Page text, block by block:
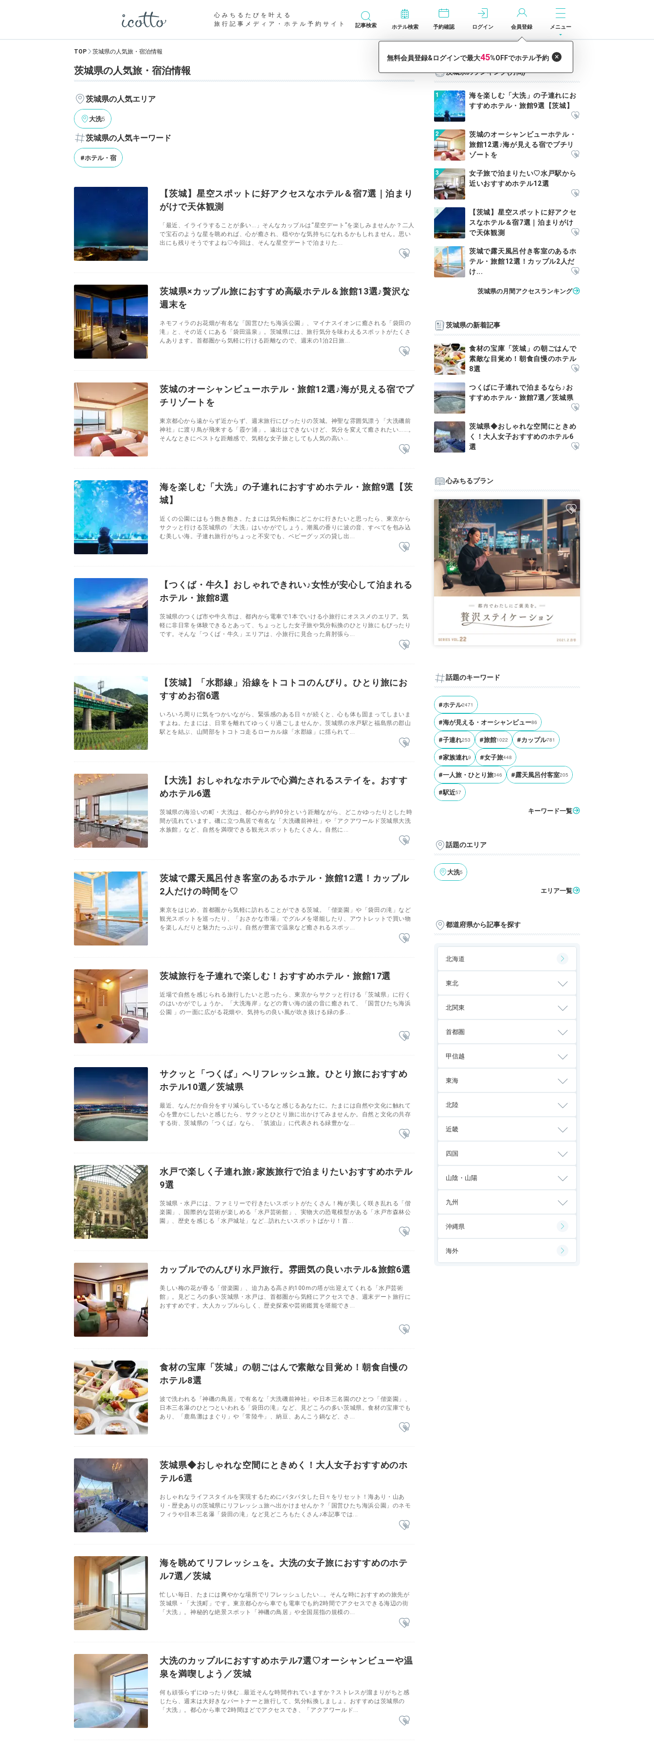
心みちるたびを叶える
旅行記事メディア・ホテル予約サイト
記事検索 ホテル検索 予約確認 ログイン 会員登録 メニュー
TOP 茨城県の人気旅・宿泊情報
茨城県の人気旅・宿泊情報
茨城県の人気エリア
大洗5
茨城県の人気キーワード
#ホテル・宿
【茨城】星空スポットに好アクセスなホテル＆宿7選｜泊まり
がけで天体観測
「最近、イライラすることが多い…」そんなカップルは“星空デート”を楽しみませんか？二人
で宝石のような星を眺めれば、心が癒され、穏やかな気持ちになれるかもしれません。思い
出にも残りそうですよね♡今回は、そんな星空デートで泊まりた...
茨城県×カップル旅におすすめ高級ホテル＆旅館13選♪贅沢な
週末を
ネモフィラのお花畑が有名な「国営ひたち海浜公園」、マイナスイオンに癒される「袋田の
滝」と、その近くにある「袋田温泉」。茨城県には、旅行気分を味わえるスポットがたくさ
んあります。首都圏から気軽に行ける距離なので、週末の1泊2日旅...
茨城のオーシャンビューホテル・旅館12選♪海が見える宿でプ
チリゾートを
東京都心から遠からず近からず、週末旅行にぴったりの茨城。神聖な雰囲気漂う「大洗磯前
神社」に渡り鳥が飛来する「霞ケ浦」。遠出はできないけど、気分を変えて癒されたい……。
そんなときにベストな距離感で、気軽な女子旅としても人気の高い...
海を楽しむ「大洗」の子連れにおすすめホテル・旅館9選【茨
城】
近くの公園にはもう飽き飽き。たまには気分転換にどこかに行きたいと思ったら、東京から
サクッと行ける茨城県の「大洗」はいかがでしょう。潮風の香りに波の音、すべてを包み込
む美しい海。子連れ旅行がちょっと不安でも、ベビーグッズの貸し出...
【つくば・牛久】おしゃれできれい♪女性が安心して泊まれる
ホテル・旅館8選
茨城県のつくば市や牛久市は、都内から電車で1本でいける小旅行にオススメのエリア。気
軽に非日常を体験できるとあって、ちょっとした女子旅や気分転換のひとり旅にもぴったり
です。そんな「つくば・牛久」エリアは、小旅行に見合った肩肘張ら...
【茨城】「水郡線」沿線をトコトコのんびり。ひとり旅にお
すすめお宿6選
いろいろ周りに気をつかいながら、緊張感のある日々が続くと、心も体も固まってしまいま
すよね。たまには、日常を離れてゆっくり過ごしませんか。茨城県の水戸駅と福島県の郡山
駅とを結ぶ、山間部をトコトコ走るローカル線「水郡線」に揺られて...
【大洗】おしゃれなホテルで心満たされるステイを。おすす
めホテル6選
茨城県の海沿いの町・大洗は、都心から約90分という距離ながら、どこかゆったりとした時
間が流れています。磯に立つ鳥居で有名な「大洗磯前神社」や「アクアワールド茨城県大洗
水族館」など、自然を満喫できる観光スポットもたくさん。自然に...
茨城で露天風呂付き客室のあるホテル・旅館12選！カップル
2人だけの時間を♡
東京をはじめ、首都圏から気軽に訪れることができる茨城。「偕楽園」や「袋田の滝」など
観光スポットを巡ったり、「おさかな市場」でグルメを堪能したり、アウトレットで買い物
を楽しんだりと魅力たっぷり。自然が豊富で温泉など癒されるスポッ...
茨城旅行を子連れで楽しむ！おすすめホテル・旅館17選
近場で自然を感じられる旅行したいと思ったら、東京からサクッと行ける「茨城県」に行く
のはいかがでしょうか。「大洗海岸」などの青い海の波の音に癒されて、「国営ひたち海浜
公園 」の一面に広がる花畑や、気持ちの良い風が吹き抜ける緑の多...
サクッと「つくば」へリフレッシュ旅。ひとり旅におすすめ
ホテル10選／茨城県
最近、なんだか自分をすり減らしているなと感じるあなたに。たまには自然や文化に触れて
心を豊かにしたいと感じたら、サクッとひとり旅に出かけてみませんか。自然と文化の共存
する街、茨城県の「つくば」なら、「筑波山」に代表される緑豊かな...
水戸で楽しく子連れ旅♪家族旅行で泊まりたいおすすめホテル
9選
茨城県・水戸には、ファミリーで行きたいスポットがたくさん！梅が美しく咲き乱れる「偕
楽園」、国際的な芸術が楽しめる「水戸芸術館」、実物大の恐竜模型がある「水戸市森林公
園」、歴史を感じる「水戸城址」など…訪れたいスポットばかり！首...
カップルでのんびり水戸旅行。雰囲気の良いホテル&旅館6選
美しい梅の花が香る「偕楽園」、迫力ある高さ約100mの塔が出迎えてくれる「水戸芸術
館」。見どころの多い茨城県・水戸は、首都圏から気軽にアクセスでき、週末デート旅行に
おすすめです。大人カップルらしく、歴史探索や芸術鑑賞を堪能でき...
食材の宝庫「茨城」の朝ごはんで素敵な目覚め！朝食自慢の
ホテル8選
波で洗われる「神磯の鳥居」で有名な「大洗磯前神社」や日本三名園のひとつ「偕楽園」、
日本三名瀑のひとつといわれる「袋田の滝」など、見どころの多い茨城県。食材の宝庫でも
あり、「鹿島灘はまぐり」や「常陸牛」、納豆、あんこう鍋など、さ...
茨城県◆おしゃれな空間にときめく！大人女子おすすめのホ
テル6選
おしゃれなライフスタイルを実現するためにバタバタした日々をリセット！海あり・山あ
り・歴史ありの茨城県にリフレッシュ旅へ出かけませんか？「国営ひたち海浜公園」のネモ
フィラや日本三名瀑「袋田の滝」など見どころもたくさん♪本記事では...
海を眺めてリフレッシュを。大洗の女子旅におすすめのホテ
ル7選／茨城
忙しい毎日、たまには爽やかな場所でリフレッシュしたい…。そんな時におすすめの旅先が
茨城県・「大洗町」です。東京都心から車でも電車でも約2時間でアクセスできる海辺の街
「大洗」。神秘的な絶景スポット「神磯の鳥居」や全国屈指の規模の...
大洗のカップルにおすすめホテル7選♡オーシャンビューや温
泉を満喫しよう／茨城
何も頑張らずにゆったり休む…最近そんな時間作れていますか？ストレスが溜まりがちと感
じたら、週末は大好きなパートナーと旅行して、気分転換しましょ。おすすめは茨城県の
「大洗」。都心から車で2時間ほどでアクセスでき、「アクアワールド...
茨城県のランキング(月間)
海を楽しむ「大洗」の子連れにお
すすめホテル・旅館9選【茨城】
茨城のオーシャンビューホテル・
旅館12選♪海が見える宿でプチリ
ゾートを
女子旅で泊まりたい♡水戸駅から
近いおすすめホテル12選
【茨城】星空スポットに好アクセ
スなホテル＆宿7選｜泊まりがけ
で天体観測
茨城で露天風呂付き客室のあるホ
テル・旅館12選！カップル2人だ
け...
茨城県の月間アクセスランキング
茨城県の新着記事
食材の宝庫「茨城」の朝ごはんで
素敵な目覚め！朝食自慢のホテル
8選
つくばに子連れで泊まるなら♪お
すすめホテル・旅館7選／茨城県
茨城県◆おしゃれな空間にときめ
く！大人女子おすすめのホテル6
選
心みちるプラン
話題のキーワード
#ホテル2471
#海が見える・オーシャンビュー86
#子連れ253 #旅館1022 #カップル781
#家族連れ9 #女子旅448
#一人旅・ひとり旅346 #露天風呂付客室205
#駅近57
キーワード一覧
話題のエリア
大洗5
エリア一覧
都道府県から記事を探す
北海道
東北
北関東
首都圏
甲信越
東海
北陸
近畿
四国
山陰・山陽
九州
沖縄県
海外